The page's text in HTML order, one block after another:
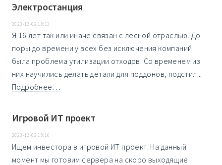
Электростанция
2023-12-02 18:13
Я 16 лет так или иначе связан с лесной отраслью. До
поры до времени у всех без исключения компаний
была проблема утилизации отходов. Со временем из
них научились делать детали для поддонов, подстил...
Подробнее…
Игровой ИТ проект
2023-12-02 18:16
Ищeм инвестoра в игpoвой ИТ проeкт. На данный
момент мы готовим сервера на скоро выходящие